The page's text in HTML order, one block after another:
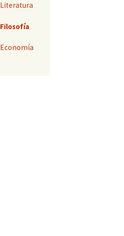
Literatura
Filosofía
Economía